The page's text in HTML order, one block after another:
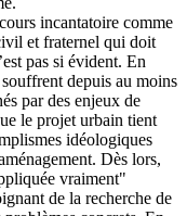
incantatoire comme
et fraternel qui doit
pas si évident. En
depuis au moins
par des enjeux de
le projet urbain tient
idéologiques
Dès lors,
vraiment"
de la recherche de